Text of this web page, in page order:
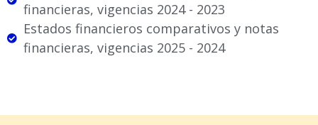
financieras, vigencias 2024 - 2023
Estados financieros comparativos y notas
financieras, vigencias 2025 - 2024